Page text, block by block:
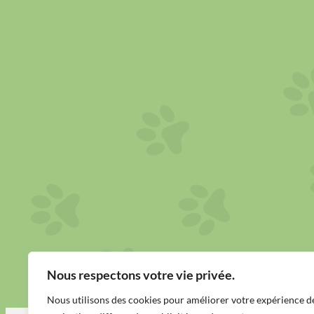
Nous respectons votre vie privée.
Nous utilisons des cookies pour améliorer votre expérience